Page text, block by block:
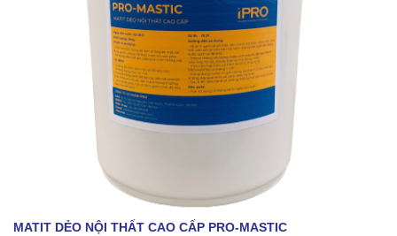
MATIT DẺO NỘI THẤT CAO CẤP PRO-MASTIC